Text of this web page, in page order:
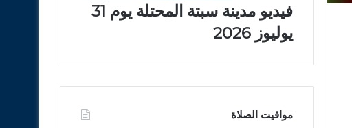
فيديو مدينة سبتة المحتلة يوم 31
يوليوز 2026
مواقيت الصلاة